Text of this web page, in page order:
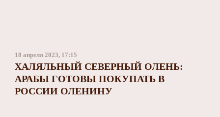
18 апреля 2023, 17:15
ХАЛЯЛЬНЫЙ СЕВЕРНЫЙ ОЛЕНЬ:
АРАБЫ ГОТОВЫ ПОКУПАТЬ В
РОССИИ ОЛЕНИНУ